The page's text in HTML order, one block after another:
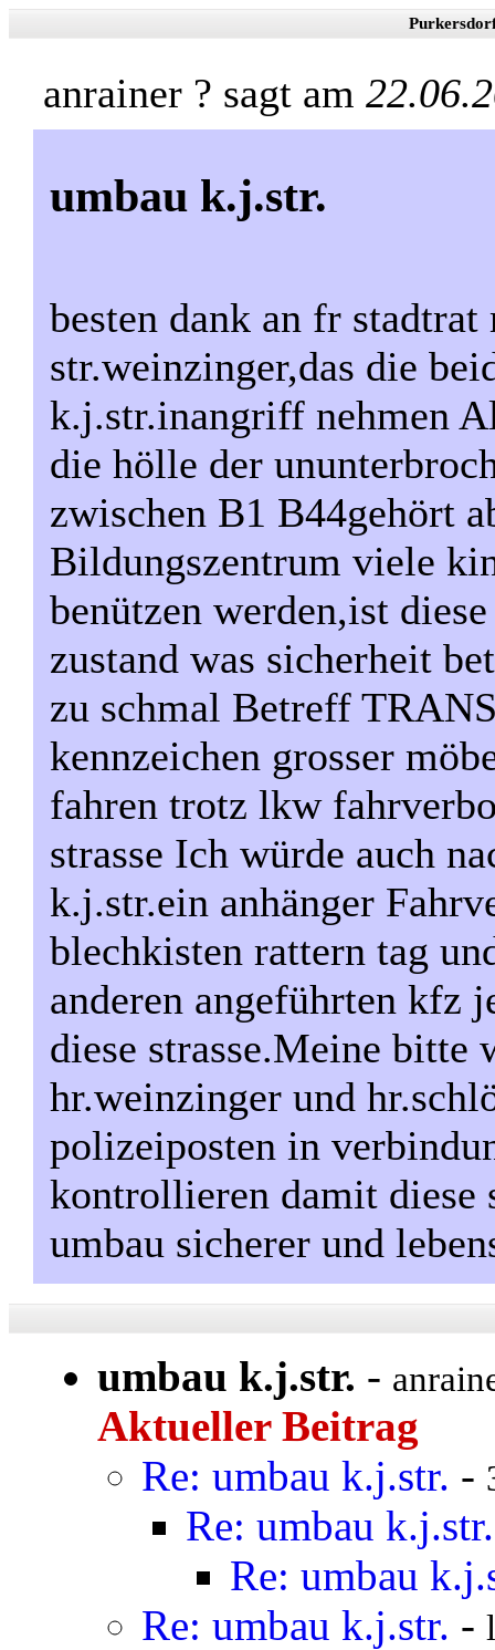
anrainer ? sagt am
umbau k.j.str.
besten dank an fr
str.weinzinger,das die
k.j.str.inangriff nehmen
die hölle der
zwischen B1 B44gehört
Bildungszentrum viele
benützen werden,ist
zustand was sicherheit
zu schmal Betreff
kennzeichen grosser
fahren trotz lkw
strasse Ich würde auch
k.j.str.ein anhänger
blechkisten rattern tag
anderen angeführten kfz
diese strasse.Meine bitte
hr.weinzinger und
polizeiposten in
kontrollieren damit diese
umbau sicherer und
umbau k.j.str. -
Aktueller Beitrag
Re: umbau k.j.str. -
Re: umbau k.j.str.
Re: umbau
Re: umbau k.j.str. -